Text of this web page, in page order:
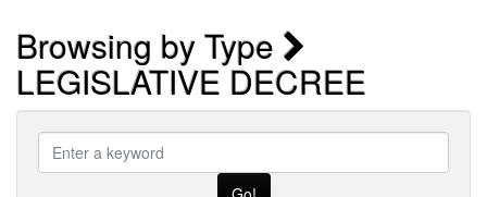
Browsing by Type
LEGISLATIVE DECREE
keyword